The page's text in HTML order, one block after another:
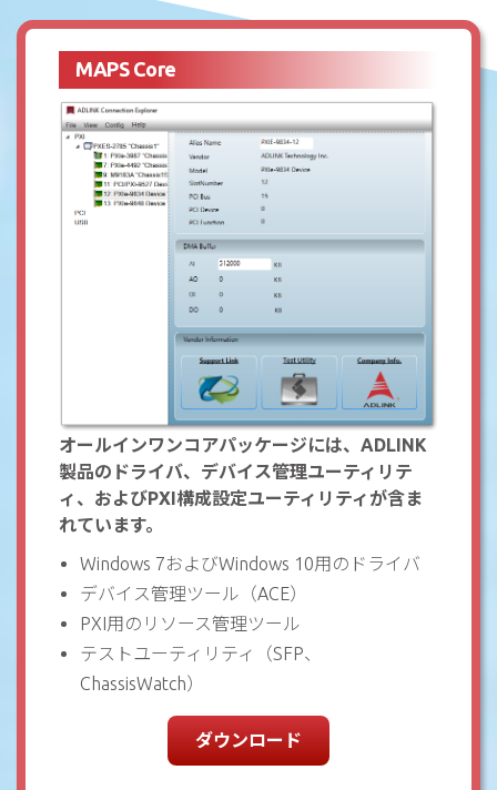
MAPS Core
オールインワンコアパッケージには、ADLINK
製品のドライバ、デバイス管理ユーティリテ
ィ、およびPXI構成設定ユーティリティが含ま
れています。
Windows 7およびWindows 10用のドライバ
デバイス管理ツール（ACE）
PXI用のリソース管理ツール
テストユーティリティ（SFP、
ChassisWatch）
ダウンロード